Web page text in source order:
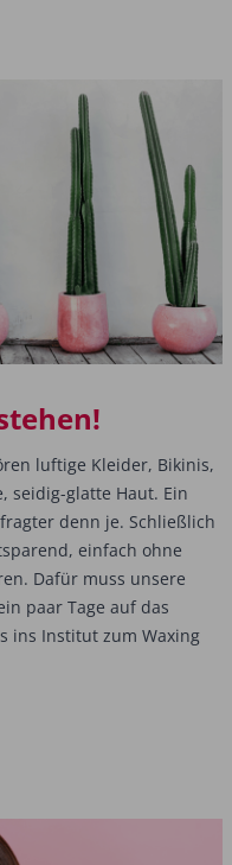
luftige Kleider, Bikinis,
seidig-glatte Haut. Ein
denn je. Schließlich
einfach ohne
Dafür muss unsere
paar Tage auf das
ins Institut zum Waxing